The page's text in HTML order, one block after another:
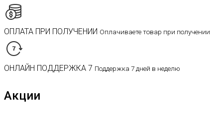
ОПЛАТА ПРИ ПОЛУЧЕНИИ Оплачиваете товар при получении
ОНЛАЙН ПОДДЕРЖКА 7 Поддержка 7 дней в неделю
Акции